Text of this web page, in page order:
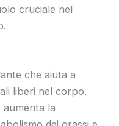
cruciale nel
che aiuta a
liberi nel corpo.
la